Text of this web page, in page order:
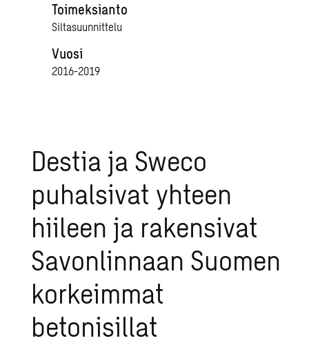
Toimeksianto
Siltasuunnittelu
Vuosi
2016-2019
Destia ja Sweco
puhalsivat yhteen
hiileen ja rakensivat
Savonlinnaan Suomen
korkeimmat
betonisillat